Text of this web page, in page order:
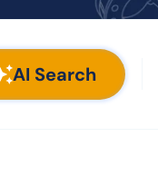
AI Search